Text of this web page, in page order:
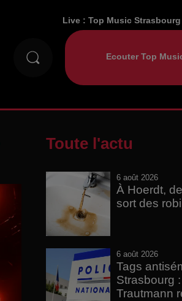
Live :Top Music Strasbourg
Toute l'actu
6 août 2026
À Hoerdt,
sort des
6 août 2026
Tags
Strasbourg
Trautmann